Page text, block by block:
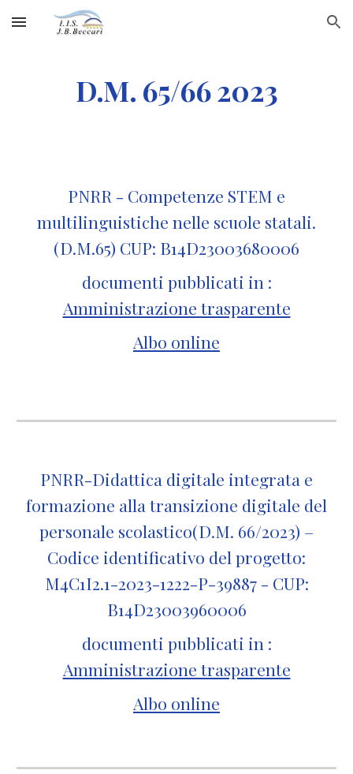
Skip to main content Skip to navigation
D.M. 65/66 2023
PNRR - Competenze STEM e
multilinguistiche nelle scuole statali.
(D.M.65) CUP: B14D23003680006
documenti pubblicati in :
Amministrazione trasparente
Albo online
PNRR-Didattica digitale integrata e
formazione alla transizione digitale del
personale scolastico(D.M. 66/2023) –
Codice identificativo del progetto:
M4C1I2.1-2023-1222-P-39887 - CUP:
B14D23003960006
documenti pubblicati in :
Amministrazione trasparente
Albo online